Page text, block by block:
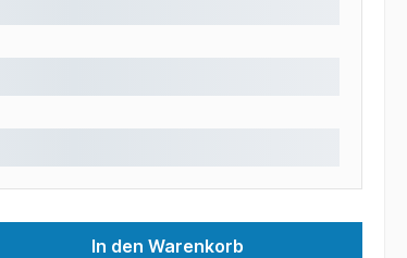
In den Warenkorb